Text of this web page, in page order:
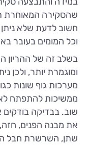
חשוב לדעת שלא
וכל המומים בעובר
בשלב זה של ההריון
ומוגמרת יותר, ולכן
מערכות גוף שונות
ממשיכות להתפתח
שוב. בבדיקה בודקים
את מבנה הפנים, חזה,
שתן, השרשרת חבל